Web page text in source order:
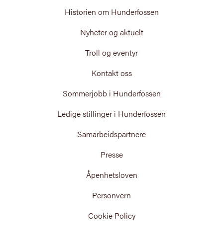
Historien om Hunderfossen
Nyheter og aktuelt
Troll og eventyr
Kontakt oss
Sommerjobb i Hunderfossen
Ledige stillinger i Hunderfossen
Samarbeidspartnere
Presse
Åpenhetsloven
Personvern
Cookie Policy